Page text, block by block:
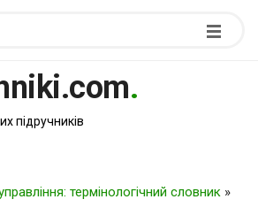
.
підручників
термінологічний словник »